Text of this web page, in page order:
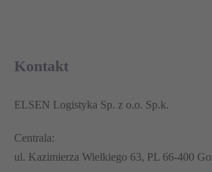
Kontakt
ELSEN Logistyka Sp. z o.o. Sp.k.
Centrala:
ul. Kazimierza Wielkiego 63, PL 66-400